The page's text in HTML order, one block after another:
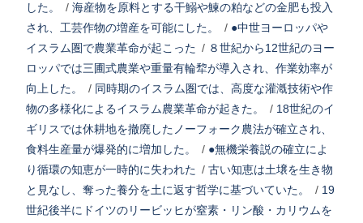
した。
/ 海産物を原料とする干鰯や鰊の粕などの金肥も投入
され、工芸作物の増産を可能にした。
/ ●中世ヨーロッパや
イスラム圏で農業革命が起こった / ８世紀から12世紀のヨー
ロッパでは三圃式農業や重量有輪犂が導入され、作業効率が
向上した。
/ 同時期のイスラム圏では、高度な灌漑技術や作
物の多様化によるイスラム農業革命が起きた。
/ 18世紀のイ
ギリスでは休耕地を撤廃したノーフォーク農法が確立され、
食料生産量が爆発的に増加した。
/ ●無機栄養説の確立によ
り循環の知恵が一時的に失われた / 古い知恵は土壌を生き物
と見なし、奪った養分を土に返す哲学に基づいていた。
/ 19
世紀後半にドイツのリービッヒが窒素・リン酸・カリウムを